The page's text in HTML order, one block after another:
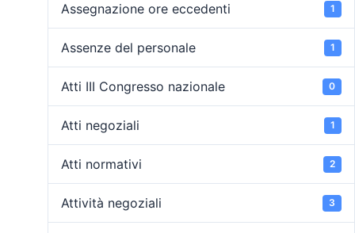
Assegnazione ore eccedenti 1
Assenze del personale 1
Atti III Congresso nazionale 0
Atti negoziali 1
Atti normativi 2
Attività negoziali 3